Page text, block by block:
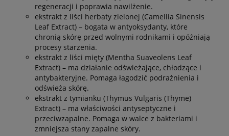
regeneracji i poprawia nawilżenie.
ekstrakt z liści herbaty zielonej (Camellia Sinensis
Leaf Extract) – bogata w antyoksydanty, które
chronią skórę przed wolnymi rodnikami i opóźniają
procesy starzenia.
ekstrakt z liści mięty (Mentha Suaveolens Leaf
Extract) – ma działanie odświeżające, chłodzące i
antybakteryjne. Pomaga łagodzić podrażnienia i
odświeża skórę.
ekstrakt z tymianku (Thymus Vulgaris (Thyme)
Extract) – ma właściwości antyseptyczne i
przeciwzapalne. Pomaga w walce z bakteriami i
zmniejsza stany zapalne skóry.